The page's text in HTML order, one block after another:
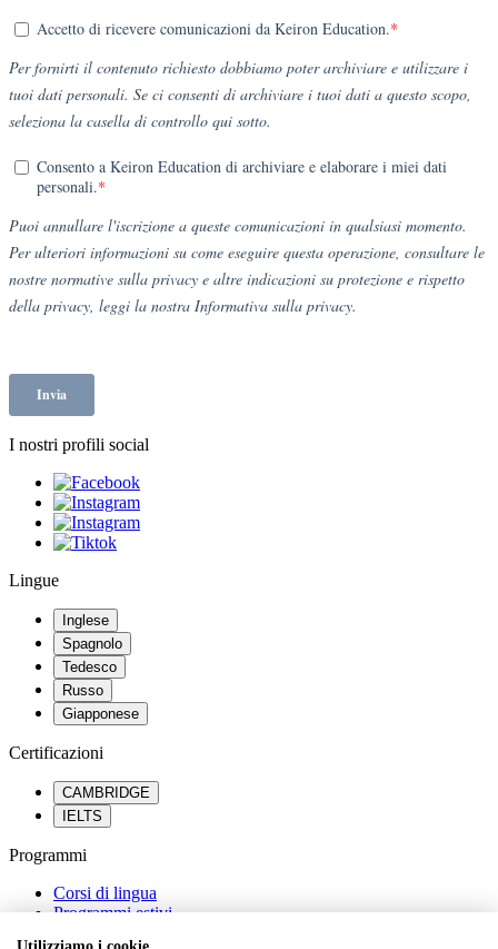
I nostri profili social
Lingue
Inglese
Spagnolo
Tedesco
Russo
Giapponese
Certificazioni
CAMBRIDGE
IELTS
Programmi
Corsi di lingua
Programmi estivi